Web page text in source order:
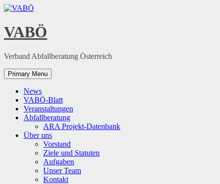
Skip
content
VABÖ
Verband Abfallberatung Österreich
Primary Menu
News
VABÖ-Blatt
Veranstaltungen
Abfallberatung
ARA Projekt-Datenbank
Über uns
Vorstand
Ziele und Statuten
Aufgaben
Unser Team
Kontakt